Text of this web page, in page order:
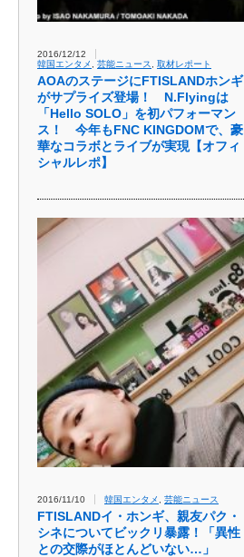
2016/12/12
韓国エンタメ
芸能ニュース 取材レポート
AOAのステージにFTISLANDホンギ
がサプライズ登場！ N.Flyingは
「Hello SOLO」を初パフォーマン
ス！ 今年もFNC KINGDOMで、豪
華なコラボとライブが実現【オフィ
シャルレポ】
2016/11/10 韓国エンタメ 芸能ニュース
FTISLANDイ・ホンギ、親友パク・
シネについてビックリ暴露！「異性
との交際がほとんどいない…」